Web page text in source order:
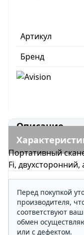
Артикул
Бренд
Описание
Портативный
Fi, двухсторонний,
Перед покупкой
производителя,
соответствуют
обмен
или с дефектом.